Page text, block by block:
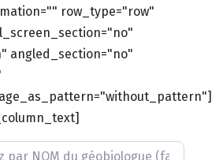
row_type="row"
angled_section="no"
NOM du géobiologue (facultatif)